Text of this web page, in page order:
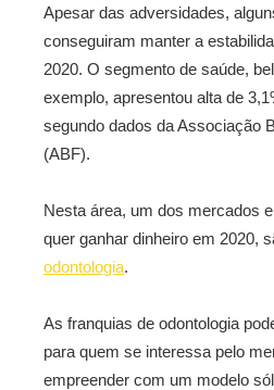
Apesar das adversidades,
conseguiram manter a
2020. O segmento de saúde,
exemplo, apresentou alta de
segundo dados da Associação
(ABF).
Nesta área, um dos mercados
quer ganhar dinheiro em 2020,
odontologia.
As franquias de odontologia
para quem se interessa pelo
empreender com um modelo